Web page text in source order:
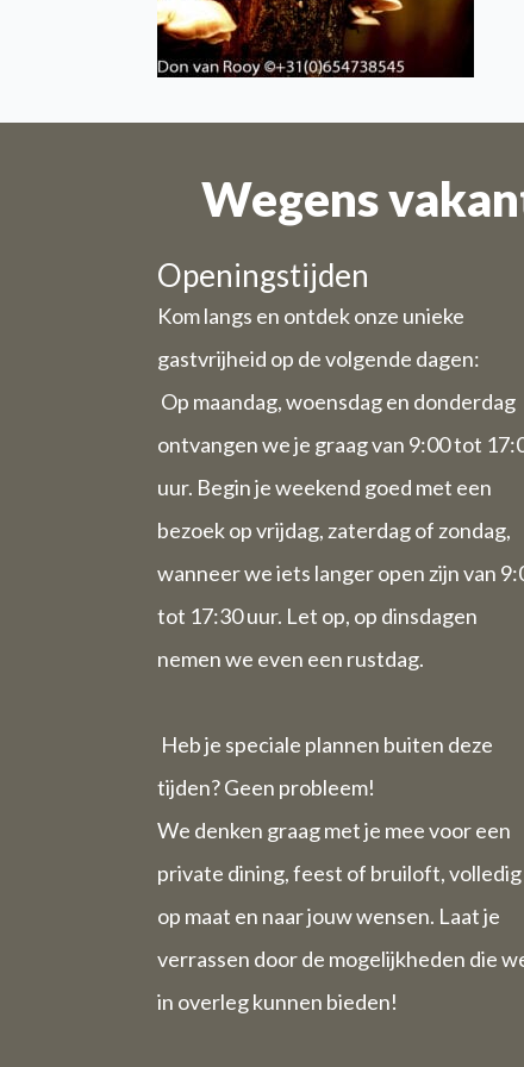
Wegens
Openingstijden
Kom langs en ontdek onze unieke
gastvrijheid op de volgende dagen:
Op maandag, woensdag en donderdag
ontvangen we je graag van 9:00 tot
uur. Begin je weekend goed met een
bezoek op vrijdag, zaterdag of zondag,
wanneer we iets langer open zijn van
tot 17:30 uur. Let op, op dinsdagen
nemen we even een rustdag.
Heb je speciale plannen buiten deze
tijden? Geen probleem!
We denken graag met je mee voor een
private dining, feest of bruiloft, volledig
op maat en naar jouw wensen. Laat je
verrassen door de mogelijkheden die
in overleg kunnen bieden!